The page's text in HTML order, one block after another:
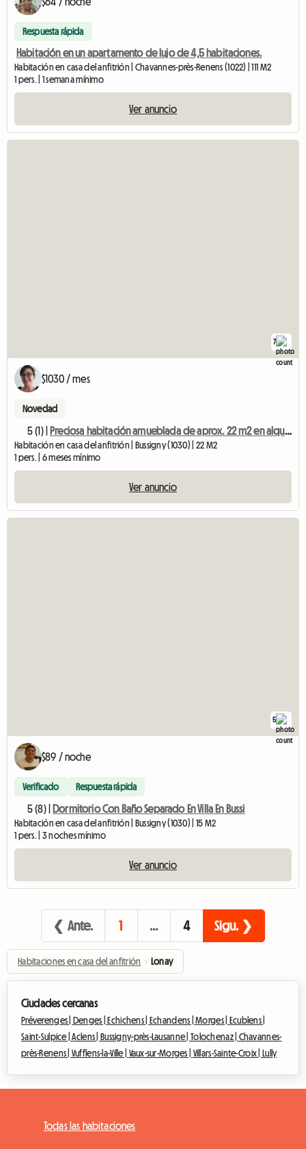
Respuesta rápida
Habitación en un apartamento de lujo de 4,5 habitaciones.
Habitación en casa del anfitrión | Chavannes-près-Renens (1022) | 111 M2
1 pers. | 1 semana mínimo
Ver anuncio
7
$1030 / mes
Novedad
5 (1) | Preciosa habitación amueblada de aprox. 22 m2 en alquiler
Habitación en casa del anfitrión | Bussigny (1030) | 22 M2
1 pers. | 6 meses mínimo
Ver anuncio
5
$89 / noche
Verificado Respuesta rápida
5 (8) | Dormitorio Con Baño Separado En Villa En Bussi
Habitación en casa del anfitrión | Bussigny (1030) | 15 M2
1 pers. | 3 noches mínimo
Ver anuncio
❮ Ante. 1 … 4 Sigu. ❯
Habitaciones en casa del anfitrión › Lonay
Ciudades cercanas
Préverenges | Denges | Echichens | Echandens |Morges |
Ecublens |
Saint-Sulpice |Aclens | Bussigny-près-Lausanne |Tolochenaz | Chavannes-
près-Renens | Vufflens-la-Ville | Vaux-sur-Morges | Villars-Sainte-Croix | Lully
Todas las habitaciones